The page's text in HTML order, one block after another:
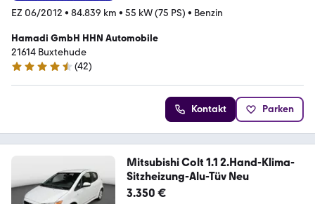
EZ 06/2012 • 84.839 km • 55 kW (75 PS) • Benzin
Hamadi GmbH HHN Automobile
21614 Buxtehude
4.4 Sterne
(42)
Kontakt Parken
Mitsubishi Colt 1.1 2.Hand-Klima-
Sitzheizung-Alu-Tüv Neu
3.350 €